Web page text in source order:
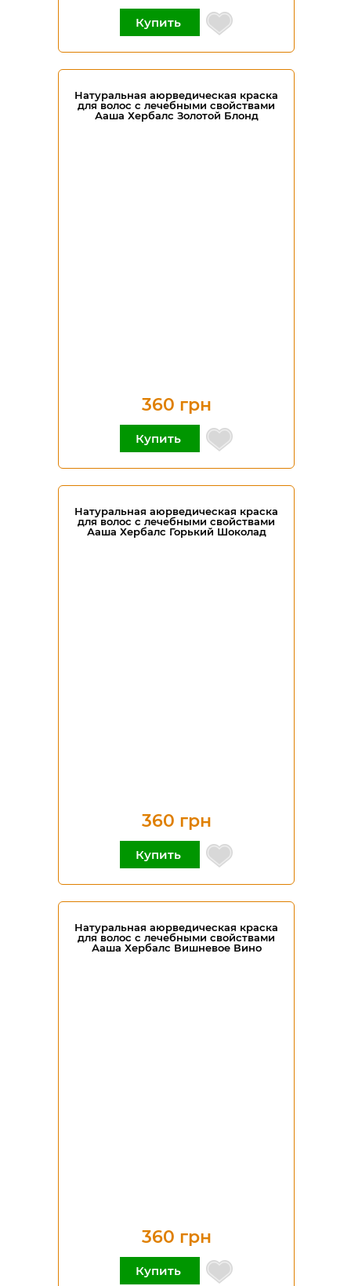
Купить
Натуральная аюрведическая краска
для волос с лечебными свойствами
Ааша Хербалс Золотой Блонд
360 грн
Купить
Натуральная аюрведическая краска
для волос с лечебными свойствами
Ааша Хербалс Горький Шоколад
360 грн
Купить
Натуральная аюрведическая краска
для волос с лечебными свойствами
Ааша Хербалс Вишневое Вино
360 грн
Купить